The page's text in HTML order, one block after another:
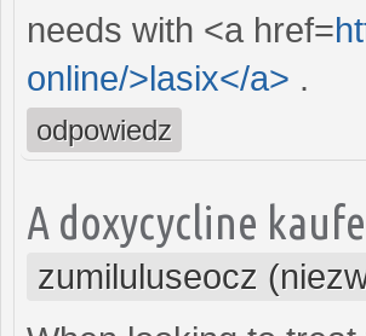
needs with <a href=
online/>lasix</a> .
odpowiedz
A doxycycline
zumiluluseocz